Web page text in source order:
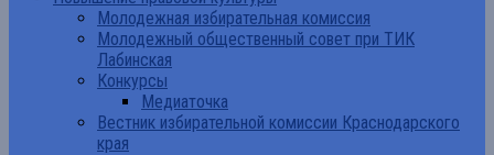
Молодежная избирательная комиссия
Молодежный общественный совет при ТИК
Лабинская
Конкурсы
Медиаточка
Вестник избирательной комиссии Краснодарского
края